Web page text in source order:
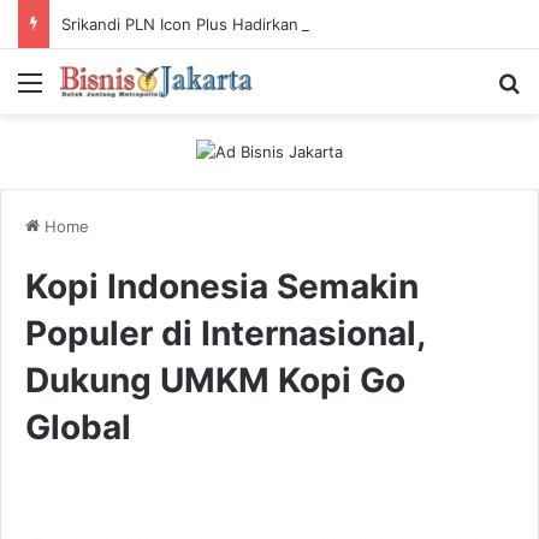
Menu
Home
Kopi Indonesia Semakin
Populer di Internasional,
Dukung UMKM Kopi Go
Global